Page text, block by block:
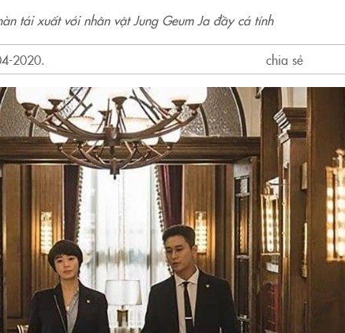
tái xuất với nhân vật Jung Geum Ja đầy cá tính
2020.
chia sẻ